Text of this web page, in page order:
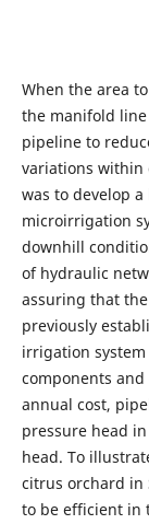
When the area
the manifold
pipeline to
variations within
was to develop
microirrigation
downhill
of hydraulic
assuring that
previously
irrigation
components
annual cost,
pressure head
head. To
citrus orchard in
to be efficient in